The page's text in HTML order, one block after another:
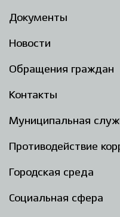
Документы
Новости
Обращения граждан
Контакты
Муниципальная
Противодействие
Городская среда
Социальная сфера